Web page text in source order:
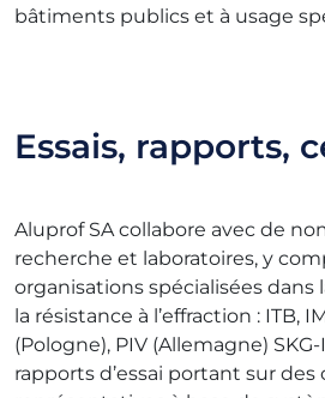
bâtiments publics et à usage
Essais, rapports,
Aluprof SA collabore avec de
recherche et laboratoires, y
organisations spécialisées
la résistance à l’effraction : ITB,
(Pologne), PIV (Allemagne) SKG-
rapports d’essai portant sur